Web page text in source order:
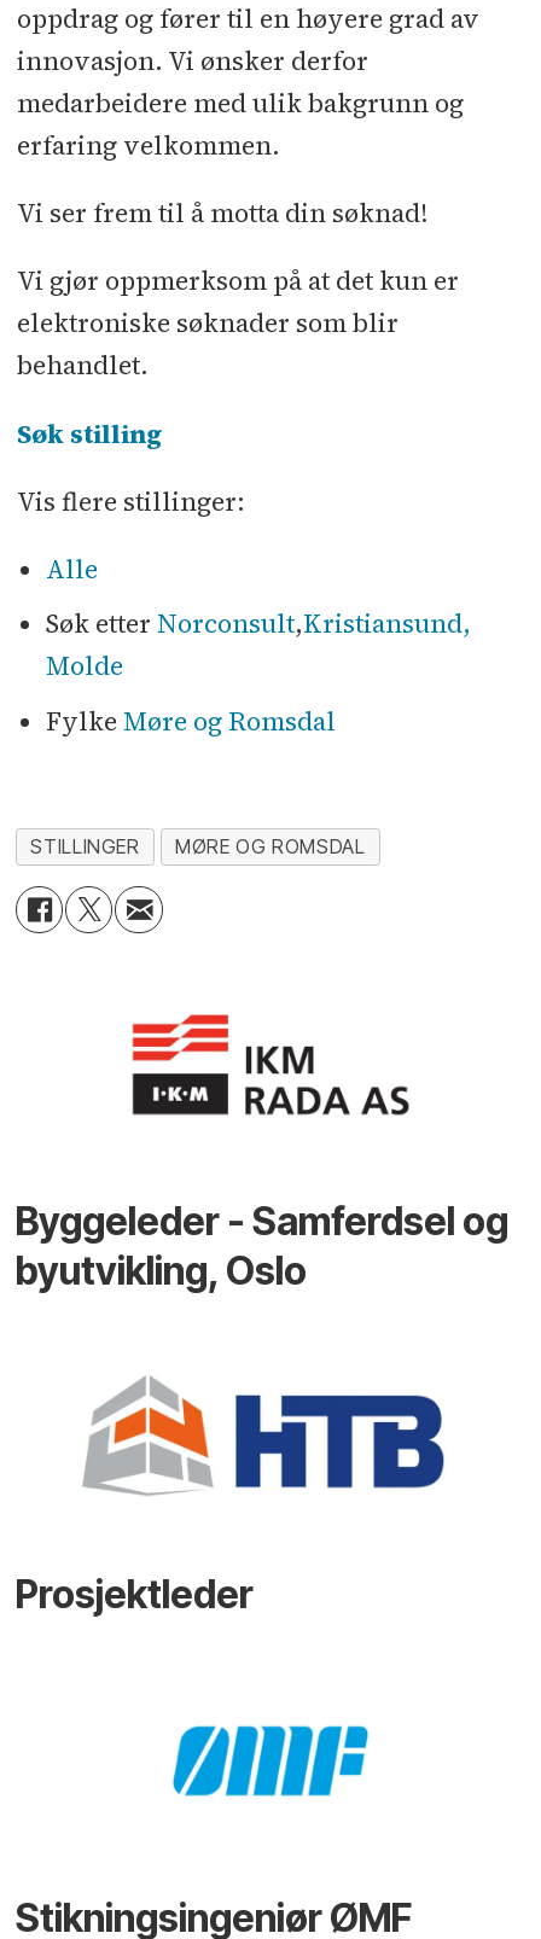
oppdrag og fører til en høyere grad av
innovasjon. Vi ønsker derfor
medarbeidere med ulik bakgrunn og
erfaring velkommen.
Vi ser frem til å motta din søknad!
Vi gjør oppmerksom på at det kun er
elektroniske søknader som blir
behandlet.
Søk stilling
Vis flere stillinger:
Alle
Søk etter Norconsult,Kristiansund,
Molde
Fylke Møre og Romsdal
STILLINGER MØRE OG ROMSDAL
Byggeleder - Samferdsel og
byutvikling, Oslo
Prosjektleder
Stikningsingeniør ØMF